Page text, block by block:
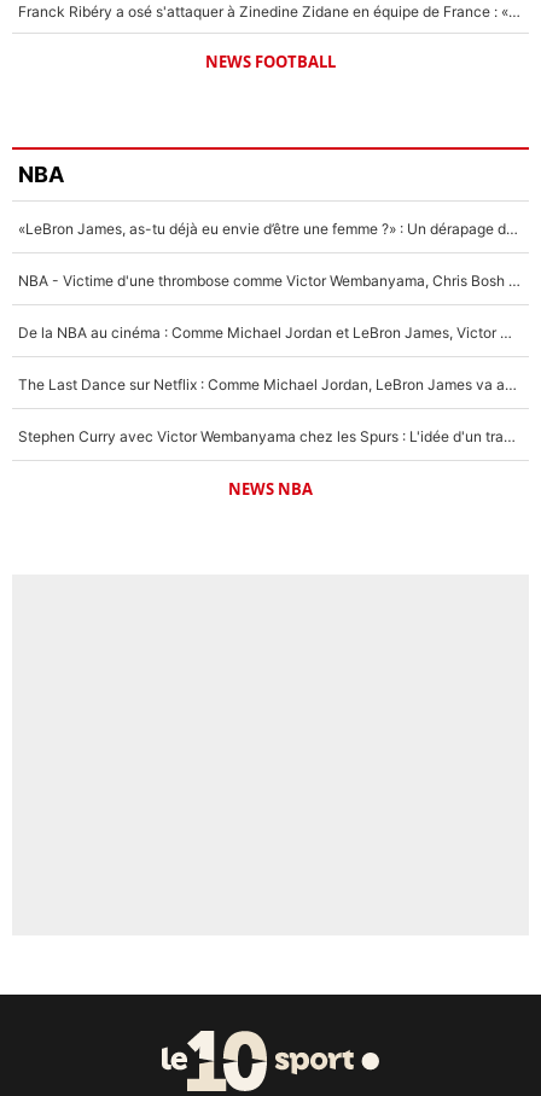
Franck Ribéry a osé s'attaquer à Zinedine Zidane en équipe de France : «Je n'aurais jamais fait ça»
NEWS FOOTBALL
NBA
«LeBron James, as-tu déjà eu envie d’être une femme ?» : Un dérapage de Donald Trump sur la superstar de la NBA refait surface
NBA - Victime d'une thrombose comme Victor Wembanyama, Chris Bosh prévient le Français des risques sur sa santé : «J’ai failli mourir sur le coup et j’ai été ramené à la vie»
De la NBA au cinéma : Comme Michael Jordan et LeBron James, Victor Wembanyama rêve d'une carrière d'acteur !
The Last Dance sur Netflix : Comme Michael Jordan, LeBron James va avoir le droit à sa série !
Stephen Curry avec Victor Wembanyama chez les Spurs : L'idée d'un trade historique est lancée en NBA !
NEWS NBA